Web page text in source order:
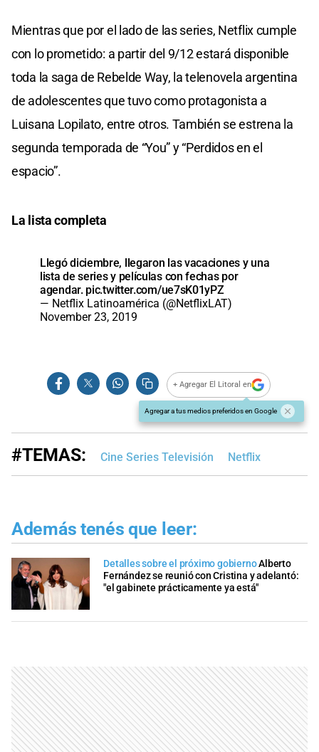
Mientras que por el lado de las series, Netflix cumple
con lo prometido: a partir del 9/12 estará disponible
toda la saga de Rebelde Way, la telenovela argentina
de adolescentes que tuvo como protagonista a
Luisana Lopilato, entre otros. También se estrena la
segunda temporada de “You” y “Perdidos en el
espacio”.
La lista completa
Llegó diciembre, llegaron las vacaciones y una
lista de series y películas con fechas por
agendar. pic.twitter.com/ue7sK01yPZ
— Netflix Latinoamérica (@NetflixLAT)
November 23, 2019
+ Agregar El Litoral en
Agregar a tus medios preferidos en Google
#TEMAS: Cine Series Televisión Netflix
Además tenés que leer:
Detalles sobre el próximo gobiernoAlberto
Fernández se reunió con Cristina y adelantó:
"el gabinete prácticamente ya está"